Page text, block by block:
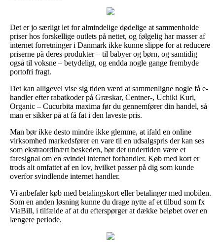
Det er jo særligt let for almindelige dødelige at sammenholde
priser hos forskellige outlets på nettet, og følgelig har masser af
internet forretninger i Danmark ikke kunne slippe for at reducere
priserne på deres produkter – til babyer og børn, og samtidig
også til voksne – betydeligt, og endda nogle gange frembyde
portofri fragt.
Det kan alligevel vise sig tiden værd at sammenligne nogle få e-
handler efter rabatkoder på Græskar, Centner-, Uchiki Kuri,
Organic – Cucurbita maxima før du gennemfører din handel, så
man er sikker på at få fat i den laveste pris.
Man bør ikke desto mindre ikke glemme, at ifald en online
virksomhed markedsfører en vare til en udsalgspris der kan ses
som ekstraordinært beskeden, bør det undertiden være et
faresignal om en svindel internet forhandler. Køb med kort er
trods alt omfattet af en lov, hvilket passer på dig som kunde
overfor svindlende internet handler.
Vi anbefaler køb med betalingskort eller betalinger med mobilen.
Som en anden løsning kunne du drage nytte af et tilbud som fx
ViaBill, i tilfælde af at du efterspørger at dække beløbet over en
længere periode.